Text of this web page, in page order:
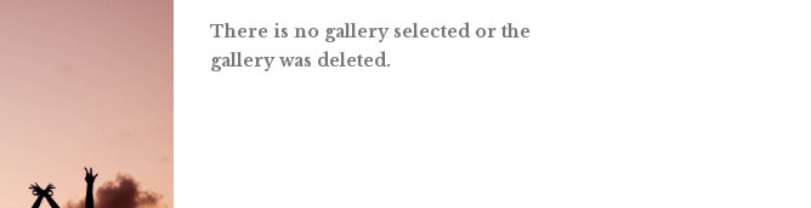
There is no gallery selected or the
gallery was deleted.